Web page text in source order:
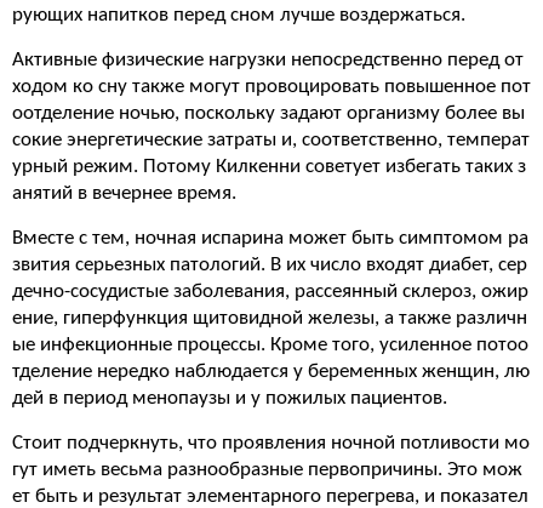
рующих напитков перед сном лучше воздержаться.
Активные физические нагрузки непосредственно перед от
ходом ко сну также могут провоцировать повышенное пот
оотделение ночью, поскольку задают организму более вы
сокие энергетические затраты и, соответственно, температ
урный режим. Потому Килкенни советует избегать таких з
анятий в вечернее время.
Вместе с тем, ночная испарина может быть симптомом ра
звития серьезных патологий. В их число входят диабет, сер
дечно-сосудистые заболевания, рассеянный склероз, ожир
ение, гиперфункция щитовидной железы, а также различн
ые инфекционные процессы. Кроме того, усиленное потоо
тделение нередко наблюдается у беременных женщин, лю
дей в период менопаузы и у пожилых пациентов.
Стоит подчеркнуть, что проявления ночной потливости мо
гут иметь весьма разнообразные первопричины. Это мож
ет быть и результат элементарного перегрева, и показател